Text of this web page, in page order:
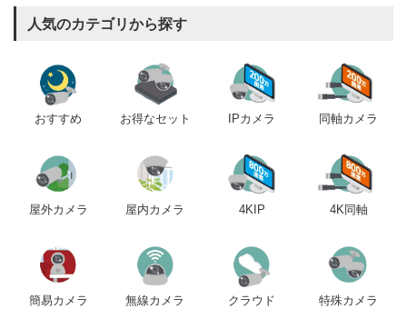
人気のカテゴリから探す
おすすめ お得なセット IPカメラ 同軸カメラ
屋外カメラ 屋内カメラ 4KIP 4K同軸
簡易カメラ 無線カメラ クラウド 特殊カメラ